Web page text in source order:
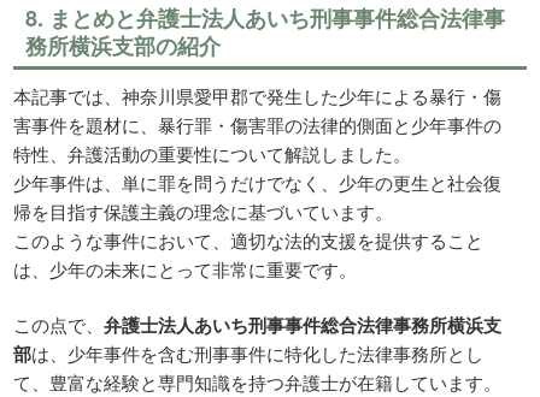
8. まとめと弁護士法人あいち刑事事件総合法律事
務所横浜支部の紹介
本記事では、神奈川県愛甲郡で発生した少年による暴行・傷
害事件を題材に、暴行罪・傷害罪の法律的側面と少年事件の
特性、弁護活動の重要性について解説しました。
少年事件は、単に罪を問うだけでなく、少年の更生と社会復
帰を目指す保護主義の理念に基づいています。
このような事件において、適切な法的支援を提供すること
は、少年の未来にとって非常に重要です。
この点で、弁護士法人あいち刑事事件総合法律事務所横浜支
部は、少年事件を含む刑事事件に特化した法律事務所とし
て、豊富な経験と専門知識を持つ弁護士が在籍しています。